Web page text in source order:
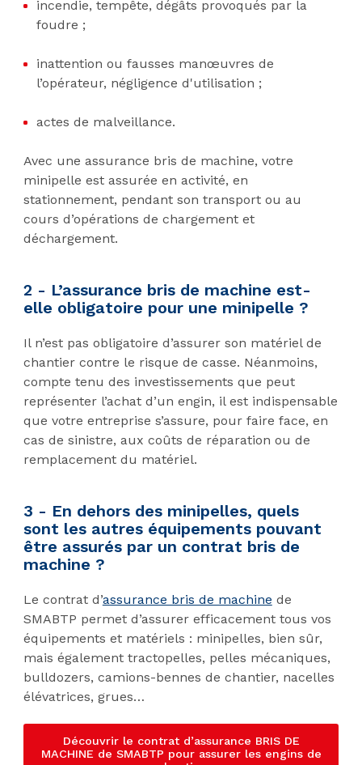
incendie, tempête, dégâts provoqués par la
foudre ;
inattention ou fausses manœuvres de
l’opérateur, négligence d'utilisation ;
actes de malveillance.
Avec une assurance bris de machine, votre
minipelle est assurée en activité, en
stationnement, pendant son transport ou au
cours d’opérations de chargement et
déchargement.
2 - L’assurance bris de machine est-
elle obligatoire pour une minipelle ?
Il n’est pas obligatoire d’assurer son matériel de
chantier contre le risque de casse. Néanmoins,
compte tenu des investissements que peut
représenter l’achat d’un engin, il est indispensable
que votre entreprise s’assure, pour faire face, en
cas de sinistre, aux coûts de réparation ou de
remplacement du matériel.
3 - En dehors des minipelles, quels
sont les autres équipements pouvant
être assurés par un contrat bris de
machine ?
Le contrat d’assurance bris de machine de
SMABTP permet d’assurer efficacement tous vos
équipements et matériels : minipelles, bien sûr,
mais également tractopelles, pelles mécaniques,
bulldozers, camions-bennes de chantier, nacelles
élévatrices, grues…
Découvrir le contrat d’assurance BRIS DE
MACHINE de SMABTP pour assurer les engins de